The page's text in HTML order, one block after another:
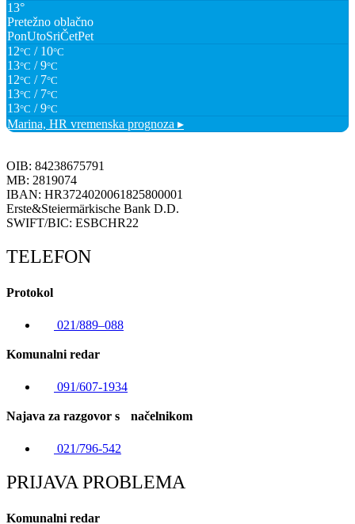
13°
Pretežno oblačno
PonUtoSriČetPet
12°C / 10°C
13°C / 9°C
12°C / 7°C
13°C / 7°C
13°C / 9°C
Marina, HR vremenska prognoza ▸
OIB: 84238675791
MB: 2819074
IBAN: HR3724020061825800001
Erste&Steiermärkische Bank D.D.
SWIFT/BIC: ESBCHR22
TELEFON
Protokol
021/889–088
Komunalni redar
091/607-1934
Najava za razgovor s načelnikom
021/796-542
PRIJAVA PROBLEMA
Komunalni redar